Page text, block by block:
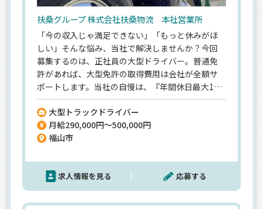
扶桑グループ 株式会社扶桑物流 本社営業所
「今の収入じゃ満足できない」「もっと休みがほ
しい」そんな悩み、当社で解決しませんか？今回
募集するのは、正社員の大型ドライバー。普通免
許があれば、大型免許の取得費用は会社が全額サ
ポートします。当社の自慢は、『年間休日最大133
日』も可能ということ。土日祝休みでプライベー
トを大切にしながら、将来は月収50万円も目指せ
ます。決まったルートを走る定期便なので、道も覚
えやすく未経験でも安心。平均勤続10年の定着率
して、安定した未来を掴みましょう！
大型トラックドライバー
月給290,000円～500,000円
福山市
求人情報を見る 応募する